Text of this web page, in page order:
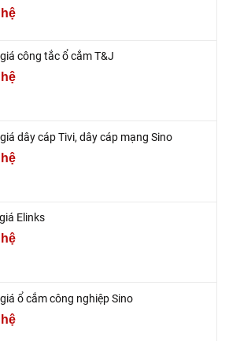
công tắc ổ cắm T&J
dây cáp Tivi, dây cáp mạng Sino
Elinks
ổ cắm công nghiệp Sino